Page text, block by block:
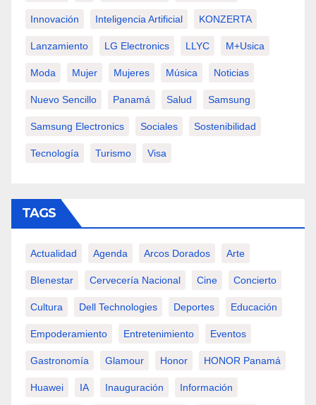
Innovación Inteligencia Artificial KONZERTA
Lanzamiento LG Electronics LLYC M+usica
Moda Mujer Mujeres Música Noticias
Nuevo Sencillo Panamá Salud Samsung
Samsung Electronics Sociales Sostenibilidad
Tecnología Turismo Visa
TAGS
Actualidad Agenda Arcos Dorados Arte
BIenestar Cervecería Nacional Cine Concierto
Cultura Dell Technologies Deportes Educación
Empoderamiento Entretenimiento Eventos
Gastronomía Glamour Honor HONOR Panamá
Huawei IA Inauguración Información